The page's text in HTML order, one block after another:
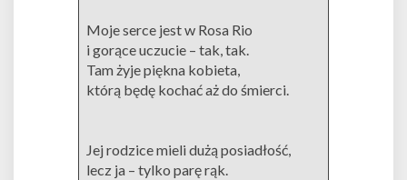
Moje serce jest w Rosa Rio
i gorące uczucie – tak, tak.
Tam żyje piękna kobieta,
którą będę kochać aż do śmierci.
Jej rodzice mieli dużą posiadłość,
lecz ja – tylko parę rąk.